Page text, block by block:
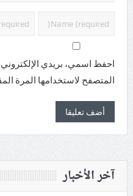
احفظ اسمي، بريدي
المتصفح لاستخدامها المرة
آخر الأخبار